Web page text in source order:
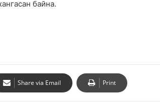
байна.
Share via Email Print